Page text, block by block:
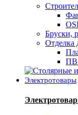
Бруски,
Отделка
Электротовары